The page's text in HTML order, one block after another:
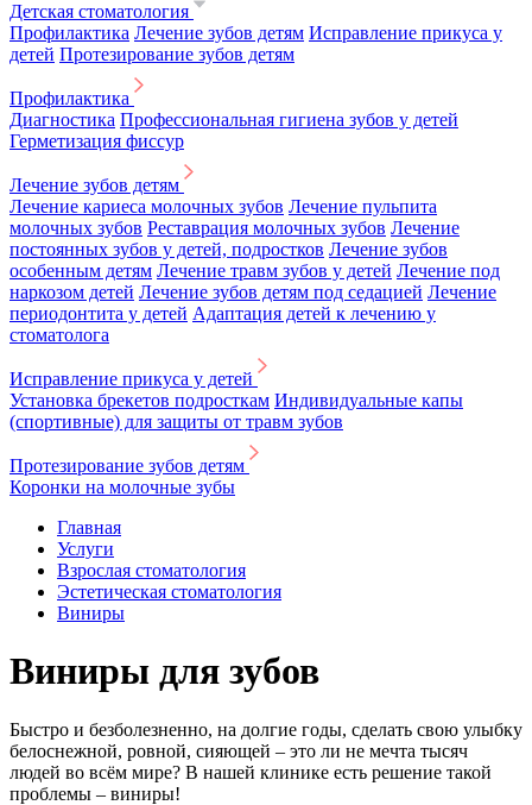
Детская стоматология
Профилактика Лечение зубов детям Исправление прикуса у
детей Протезирование зубов детям
Профилактика
Диагностика Профессиональная гигиена зубов у детей
Герметизация фиссур
Лечение зубов детям
Лечение кариеса молочных зубов Лечение пульпита
молочных зубов Реставрация молочных зубов Лечение
постоянных зубов у детей, подростков Лечение зубов
особенным детям Лечение травм зубов у детей Лечение под
наркозом детей Лечение зубов детям под седацией Лечение
периодонтита у детей Адаптация детей к лечению у
стоматолога
Исправление прикуса у детей
Установка брекетов подросткам Индивидуальные капы
(спортивные) для защиты от травм зубов
Протезирование зубов детям
Коронки на молочные зубы
Главная
Услуги
Взрослая стоматология
Эстетическая стоматология
Виниры
Виниры для зубов
Быстро и безболезненно, на долгие годы, сделать свою улыбку
белоснежной, ровной, сияющей – это ли не мечта тысяч
людей во всём мире? В нашей клинике есть решение такой
проблемы – виниры!